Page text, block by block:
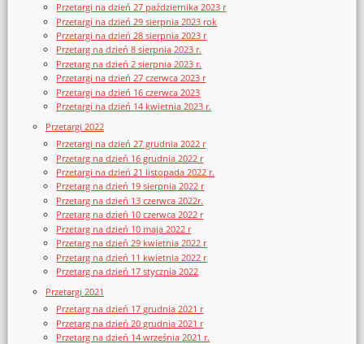
Przetargi na dzień 27 października 2023 r
Przetargi na dzień 29 sierpnia 2023 rok
Przetargi na dzień 28 sierpnia 2023 r
Przetarg na dzień 8 sierpnia 2023 r.
Przetarg na dzień 2 sierpnia 2023 r.
Przetargi na dzień 27 czerwca 2023 r
Przetargi na dzień 16 czerwca 2023
Przetargi na dzień 14 kwietnia 2023 r.
Przetargi 2022
Przetargi na dzień 27 grudnia 2022 r
Przetarg na dzień 16 grudnia 2022 r
Przetargi na dzień 21 listopada 2022 r.
Przetarg na dzień 19 sierpnia 2022 r
Przetarg na dzień 13 czerwca 2022r.
Przetarg na dzień 10 czerwca 2022 r
Przetarg na dzień 10 maja 2022 r
Przetarg na dzień 29 kwietnia 2022 r
Przetarg na dzień 11 kwietnia 2022 r
Przetarg na dzień 17 stycznia 2022
Przetargi 2021
Przetarg na dzień 17 grudnia 2021 r
Przetarg na dzień 20 grudnia 2021 r
Przetarg na dzień 14 września 2021 r.